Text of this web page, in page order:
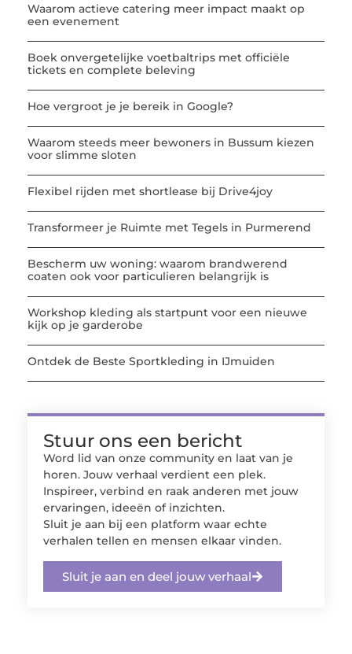
Waarom actieve catering meer impact maakt op
een evenement
Boek onvergetelijke voetbaltrips met officiële
tickets en complete beleving
Hoe vergroot je je bereik in Google?
Waarom steeds meer bewoners in Bussum kiezen
voor slimme sloten
Flexibel rijden met shortlease bij Drive4joy
Transformeer je Ruimte met Tegels in Purmerend
Bescherm uw woning: waarom brandwerend
coaten ook voor particulieren belangrijk is
Workshop kleding als startpunt voor een nieuwe
kijk op je garderobe
Ontdek de Beste Sportkleding in IJmuiden
Stuur ons een bericht
Word lid van onze community en laat van je
horen. Jouw verhaal verdient een plek.
Inspireer, verbind en raak anderen met jouw
ervaringen, ideeën of inzichten.
Sluit je aan bij een platform waar echte
verhalen tellen en mensen elkaar vinden.
Sluit je aan en deel jouw verhaal